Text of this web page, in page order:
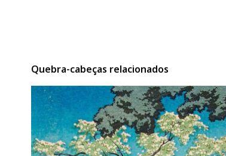
Quebra-cabeças relacionados